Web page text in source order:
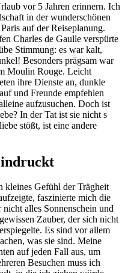
vor 5 Jahren erinnern. Ich
in der wunderschönen
auf der Reiseplanung.
Charles de Gaulle verspürte
Stimmung: es war kalt,
Besonders prägsam war
Moulin Rouge. Leicht
ihre Dienste an, dunkle
und Freunde empfehlen
aufzusuchen. Doch ist
In der Tat ist sie nicht s
stößt, ist eine andere
kleines Gefühl der Trägheit
faszinierte mich die
alles Sonnenschein und
Zauber, der sich nicht
Es sind vor allem
was sie sind. Meine
auf jeden Fall aus, um
Besuchen muss ich